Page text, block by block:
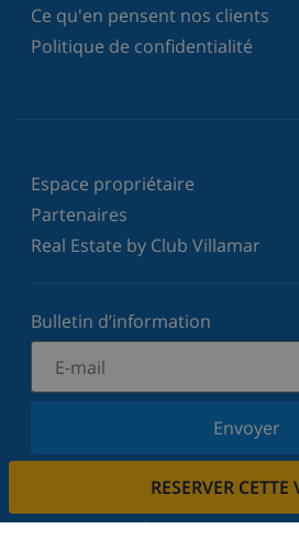
RESERVER
Ce qu'en pensent nos clients
Politique de confidentialité
Espace propriétaire
Partenaires
Real Estate by Club Villamar
Bulletin d’information
Envoyer
Inscrivez-vous à notre
votre vie privée.